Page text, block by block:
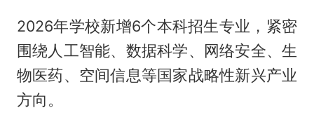
2026年学校新增6个本科招生专业，紧密
围绕人工智能、数据科学、网络安全、生
物医药、空间信息等国家战略性新兴产业
方向。